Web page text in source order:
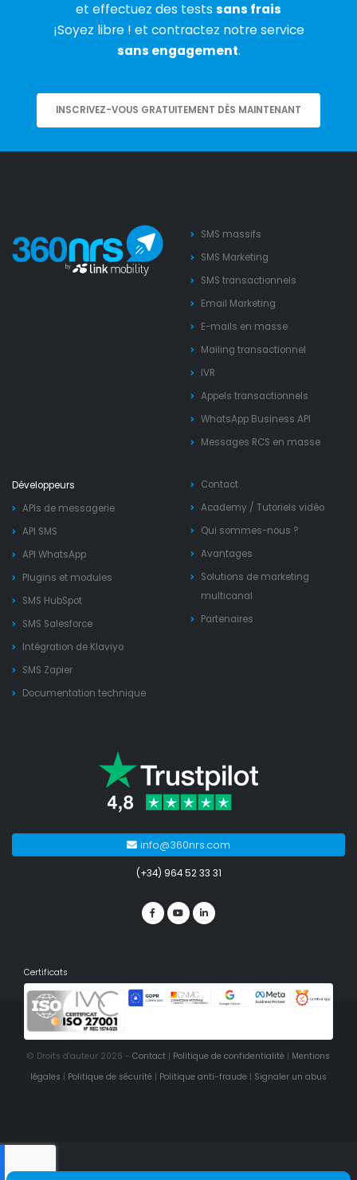
et effectuez des tests sans frais
¡Soyez libre ! et contractez notre service
sans engagement.
INSCRIVEZ-VOUS GRATUITEMENT DÈS MAINTENANT
SMS massifs
SMS Marketing
SMS transactionnels
Email Marketing
E-mails en masse
Mailing transactionnel
IVR
Appels transactionnels
WhatsApp Business API
Messages RCS en masse
Développeurs
APIs de messagerie
API SMS
API WhatsApp
Plugins et modules
SMS HubSpot
SMS Salesforce
Intégration de Klaviyo
SMS Zapier
Documentation technique
Contact
Academy / Tutoriels vidéo
Qui sommes-nous ?
Avantages
Solutions de marketing
multicanal
Partenaires
info@360nrs.com
(+34) 964 52 33 31
Certificats
© Droits d'auteur 2026 - Contact | Politique de confidentialité | Mentions
légales | Politique de sécurité | Politique anti-fraude | Signaler un abus